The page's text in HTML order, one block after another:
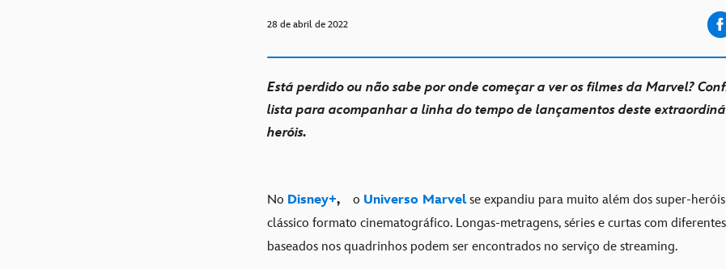
28 de abril de 2022
Está perdido ou não sabe por onde começar a ver os filmes da Marvel?
lista para acompanhar a linha do tempo de lançamentos deste
heróis.
No Disney+, o Universo Marvelse expandiu para muito além dos super-
clássico formato cinematográfico. Longas-metragens, séries e curtas com
baseados nos quadrinhos podem ser encontrados no serviço de streaming.